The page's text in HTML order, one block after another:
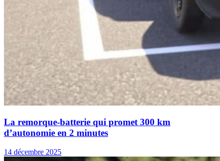
La remorque-batterie qui promet 300 km
d’autonomie en 2 minutes
14 décembre 2025